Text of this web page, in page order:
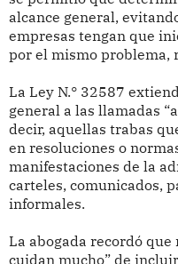
alcance general,
empresas tengan que
por el mismo problema,
La Ley N.° 32587
general a las llamadas
decir, aquellas trabas
en resoluciones o
manifestaciones de la
carteles, comunicados,
informales.
La abogada recordó
cuidan mucho” de